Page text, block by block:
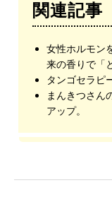
関連記事
女性ホルモン
来の香りで「
タンゴセラピ
まんきつさん
アップ。